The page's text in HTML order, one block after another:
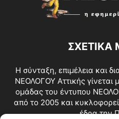
ΣΧΕΤΙΚΑ
Η σύνταξη, επιμέλεια και
ΝΕΟΛΟΓΟΥ Αττικής γίνεται
ομάδας του έντυπου
από το 2005 και
έδρα την